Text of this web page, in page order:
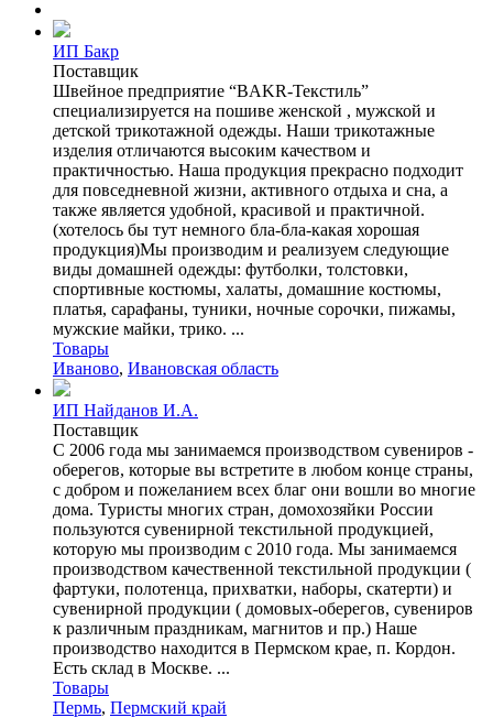
ИП Бакр
Поставщик
Швейное предприятие “BAKR-Текстиль”
специализируется на пошиве женской , мужской и
детской трикотажной одежды. Наши трикотажные
изделия отличаются высоким качеством и
практичностью. Наша продукция прекрасно подходит
для повседневной жизни, активного отдыха и сна, а
также является удобной, красивой и практичной.
(хотелось бы тут немного бла-бла-какая хорошая
продукция)Мы производим и реализуем следующие
виды домашней одежды: футболки, толстовки,
спортивные костюмы, халаты, домашние костюмы,
платья, сарафаны, туники, ночные сорочки, пижамы,
мужские майки, трико. ...
Товары
Иваново, Ивановская область
ИП Найданов И.А.
Поставщик
С 2006 года мы занимаемся производством сувениров -
оберегов, которые вы встретите в любом конце страны,
с добром и пожеланием всех благ они вошли во многие
дома. Туристы многих стран, домохозяйки России
пользуются сувенирной текстильной продукцией,
которую мы производим с 2010 года. Мы занимаемся
производством качественной текстильной продукции (
фартуки, полотенца, прихватки, наборы, скатерти) и
сувенирной продукции ( домовых-оберегов, сувениров
к различным праздникам, магнитов и пр.) Наше
производство находится в Пермском крае, п. Кордон.
Есть склад в Москве. ...
Товары
Пермь, Пермский край